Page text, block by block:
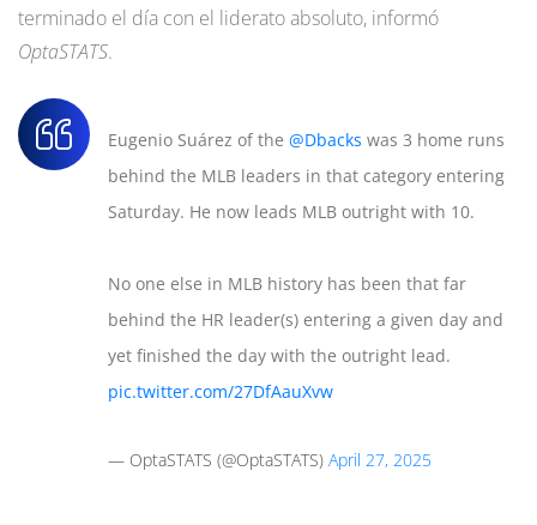
terminado el día con el liderato absoluto, informó
OptaSTATS.
Eugenio Suárez of the @Dbacks was 3 home runs
behind the MLB leaders in that category entering
Saturday. He now leads MLB outright with 10.
No one else in MLB history has been that far
behind the HR leader(s) entering a given day and
yet finished the day with the outright lead.
pic.twitter.com/27DfAauXvw
— OptaSTATS (@OptaSTATS) April 27, 2025